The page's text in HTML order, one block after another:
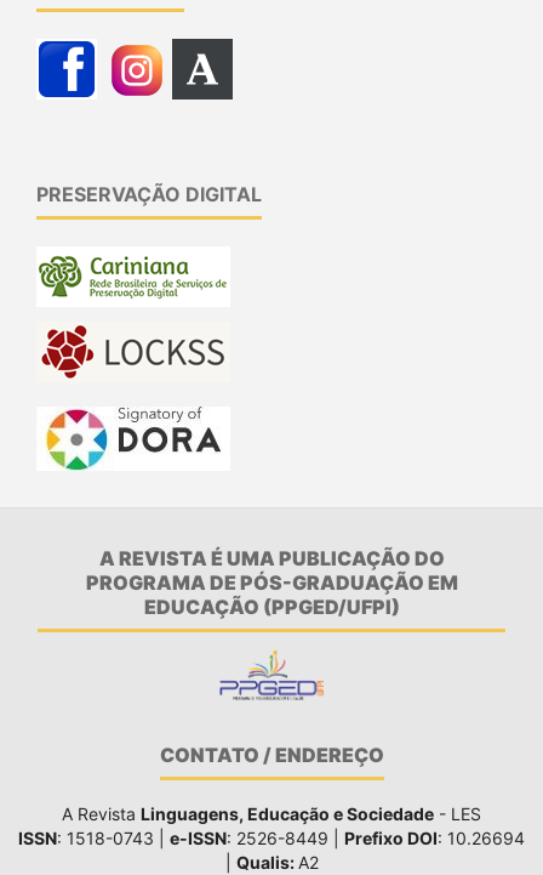
PRESERVAÇÃO DIGITAL
A REVISTA É UMA PUBLICAÇÃO DO
PROGRAMA DE PÓS-GRADUAÇÃO EM
EDUCAÇÃO (PPGED/UFPI)
CONTATO / ENDEREÇO
A Revista Linguagens, Educação e Sociedade - LES
ISSN: 1518-0743 | e-ISSN: 2526-8449 | Prefixo DOI: 10.26694
Qualis: A2